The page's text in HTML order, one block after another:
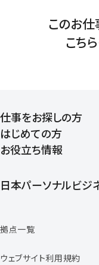
このお
こち
仕事をお探しの方
はじめての方
登録から就業開始ま
お役立ち情報
日本パーソナルビジ
スタッフの声
専任コンサルタントの声
拠点一覧
ウェブサイト利用規約